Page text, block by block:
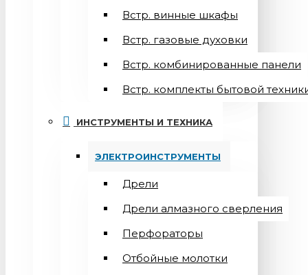
Встр. винные шкафы
Встр. газовые духовки
Встр. комбинированные панели
Встр. комплекты бытовой
ИНСТРУМЕНТЫ И ТЕХНИКА
ЭЛЕКТРОИНСТРУМЕНТЫ
Дрели
Дрели алмазного сверления
Перфораторы
Отбойные молотки